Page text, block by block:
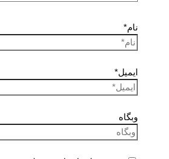
نام*
ایمیل*
وبگاه